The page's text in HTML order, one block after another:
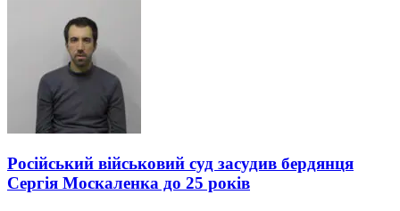
Російський військовий суд засудив бердянця
Сергія Москаленка до 25 років